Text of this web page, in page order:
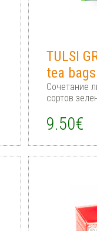
TULSI
tea bags
Сочетание
сортов
9.50€